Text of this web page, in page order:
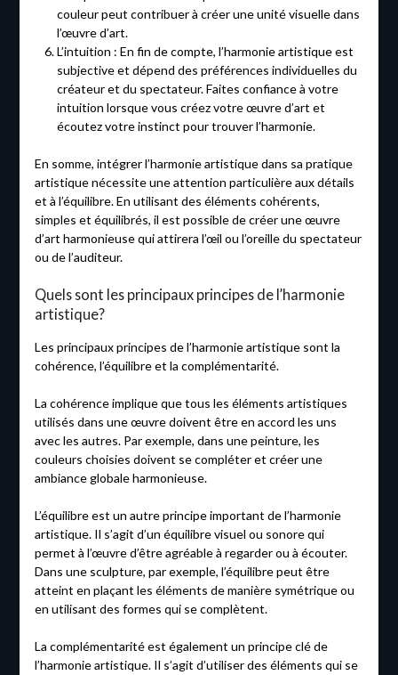
couleur peut contribuer à créer une unité visuelle dans
l’œuvre d’art.
L’intuition : En fin de compte, l’harmonie artistique est
subjective et dépend des préférences individuelles du
créateur et du spectateur. Faites confiance à votre
intuition lorsque vous créez votre œuvre d’art et
écoutez votre instinct pour trouver l’harmonie.
En somme, intégrer l’harmonie artistique dans sa pratique
artistique nécessite une attention particulière aux détails
et à l’équilibre. En utilisant des éléments cohérents,
simples et équilibrés, il est possible de créer une œuvre
d’art harmonieuse qui attirera l’œil ou l’oreille du spectateur
ou de l’auditeur.
Quels sont les principaux principes de l’harmonie
artistique?
Les principaux principes de l’harmonie artistique sont la
cohérence, l’équilibre et la complémentarité.
La cohérence implique que tous les éléments artistiques
utilisés dans une œuvre doivent être en accord les uns
avec les autres. Par exemple, dans une peinture, les
couleurs choisies doivent se compléter et créer une
ambiance globale harmonieuse.
L’équilibre est un autre principe important de l’harmonie
artistique. Il s’agit d’un équilibre visuel ou sonore qui
permet à l’œuvre d’être agréable à regarder ou à écouter.
Dans une sculpture, par exemple, l’équilibre peut être
atteint en plaçant les éléments de manière symétrique ou
en utilisant des formes qui se complètent.
La complémentarité est également un principe clé de
l’harmonie artistique. Il s’agit d’utiliser des éléments qui se